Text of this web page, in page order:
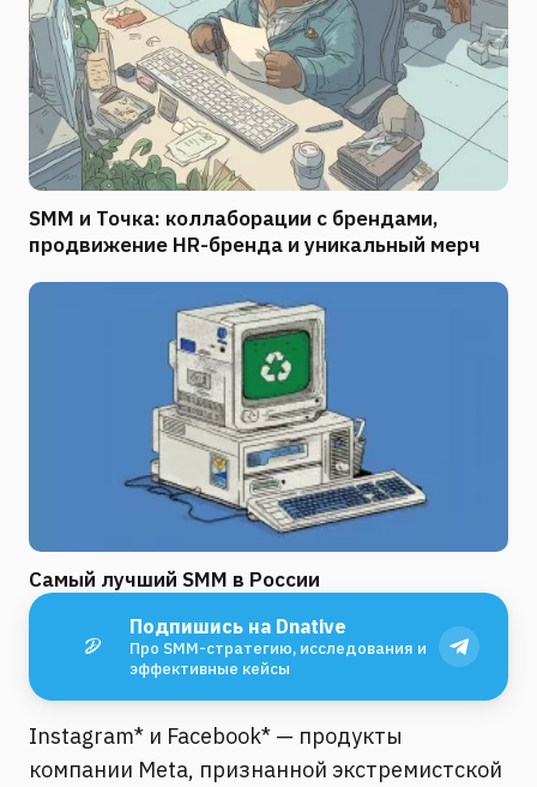
SMM и Точка: коллаборации с брендами,
продвижение HR-бренда и уникальный мерч
Самый лучший SMM в России
Подпишись на Dnative
Про SMM-стратегию, исследования и
эффективные кейсы
Instagram* и Facebook* — продукты
компании Meta, признанной экстремистской